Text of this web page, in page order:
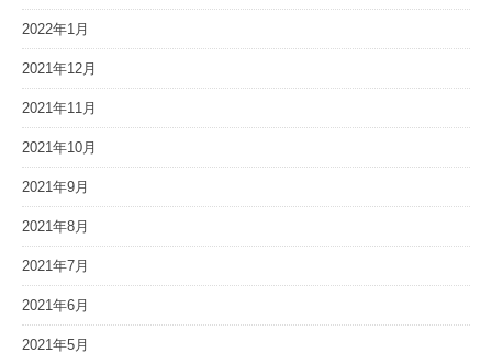
2022年1月
2021年12月
2021年11月
2021年10月
2021年9月
2021年8月
2021年7月
2021年6月
2021年5月